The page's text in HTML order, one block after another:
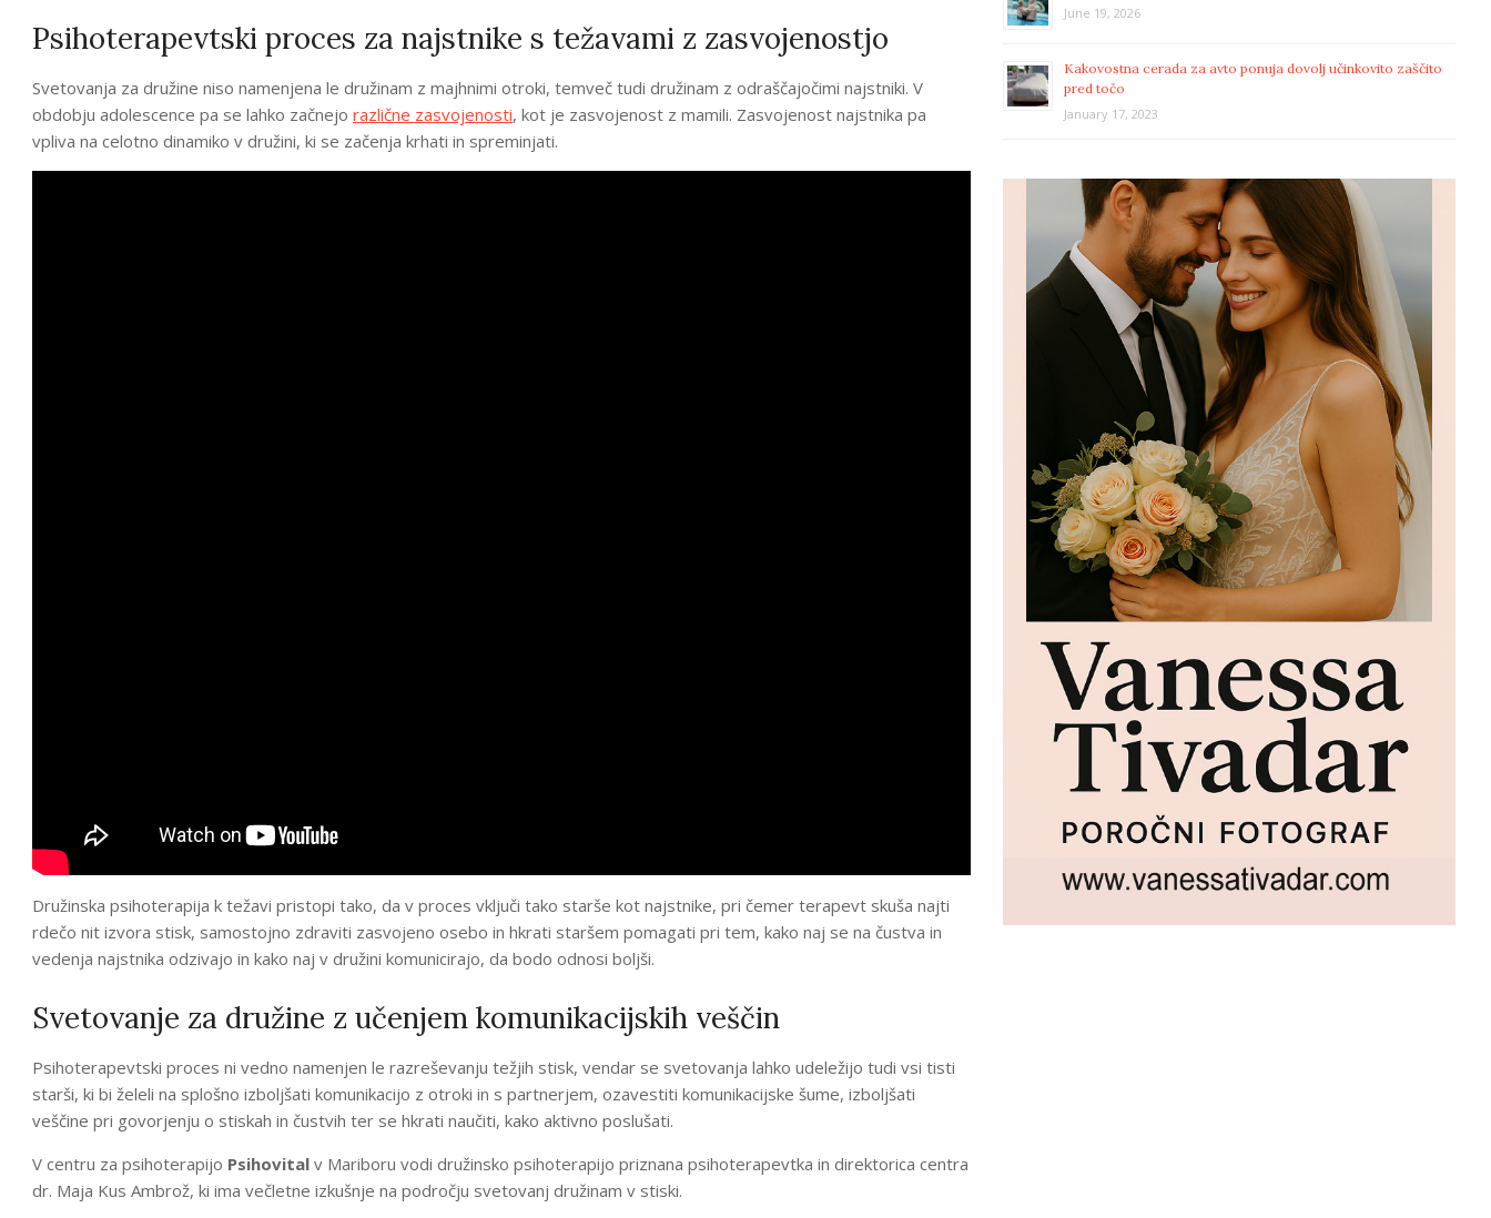
Psihoterapevtski proces za najstnike s težavami z zasvojenostjo
Svetovanja za družine niso namenjena le družinam z majhnimi otroki, temveč tudi družinam z odraščajočimi najstniki. V
obdobju adolescence pa se lahko začnejo različne zasvojenosti, kot je zasvojenost z mamili. Zasvojenost najstnika pa
vpliva na celotno dinamiko v družini, ki se začenja krhati in spreminjati.
Družinska psihoterapija k težavi pristopi tako, da v proces vključi tako starše kot najstnike, pri čemer terapevt skuša najti
rdečo nit izvora stisk, samostojno zdraviti zasvojeno osebo in hkrati staršem pomagati pri tem, kako naj se na čustva in
vedenja najstnika odzivajo in kako naj v družini komunicirajo, da bodo odnosi boljši.
Svetovanje za družine z učenjem komunikacijskih veščin
Psihoterapevtski proces ni vedno namenjen le razreševanju težjih stisk, vendar se svetovanja lahko udeležijo tudi vsi tisti
starši, ki bi želeli na splošno izboljšati komunikacijo z otroki in s partnerjem, ozavestiti komunikacijske šume, izboljšati
veščine pri govorjenju o stiskah in čustvih ter se hkrati naučiti, kako aktivno poslušati.
V centru za psihoterapijo Psihovital v Mariboru vodi družinsko psihoterapijo priznana psihoterapevtka in direktorica centra
dr. Maja Kus Ambrož, ki ima večletne izkušnje na področju svetovanj družinam v stiski.
June 19, 2026
Kakovostna cerada za avto ponuja dovolj učinkovito zaščito
pred točo
January 17, 2023